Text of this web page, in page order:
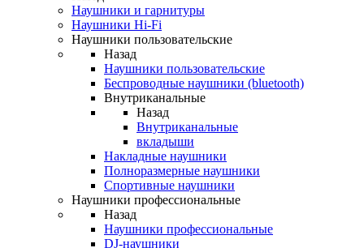
Наушники и гарнитуры
Наушники Hi-Fi
Наушники пользовательские
Назад
Наушники пользовательские
Беспроводные наушники (bluetooth)
Внутриканальные
Назад
Внутриканальные
вкладыши
Накладные наушники
Полноразмерные наушники
Спортивные наушники
Наушники профессиональные
Назад
Наушники профессиональные
DJ-наушники